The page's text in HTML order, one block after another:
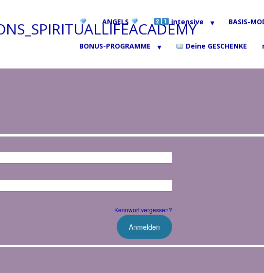
ANGELS intensive BASIS-
BONUS-PROGRAMME Deine GESCHENKE
Kennwort vergessen?